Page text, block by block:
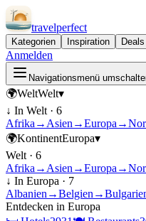
travelperfect
Kategorien Inspiration Deals
Anmelden
Navigationsmenü
🌍WeltWelt▾
↓ In Welt · 6
Afrika → Asien →Europa →
🌍KontinentEuropa▾
Welt · 6
Afrika → Asien →Europa →
↓ In Europa · 7
Albanien →Belgien →
Entdecken in Europa